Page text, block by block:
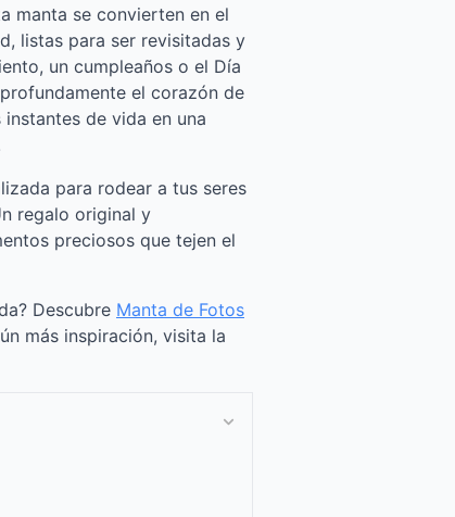
manta se convierten en el
listas para ser revisitadas y
un cumpleaños o el Día
el corazón de
de vida en una
para rodear a tus seres
regalo original y
preciosos que tejen el
Descubre Manta de Fotos
más inspiración, visita la